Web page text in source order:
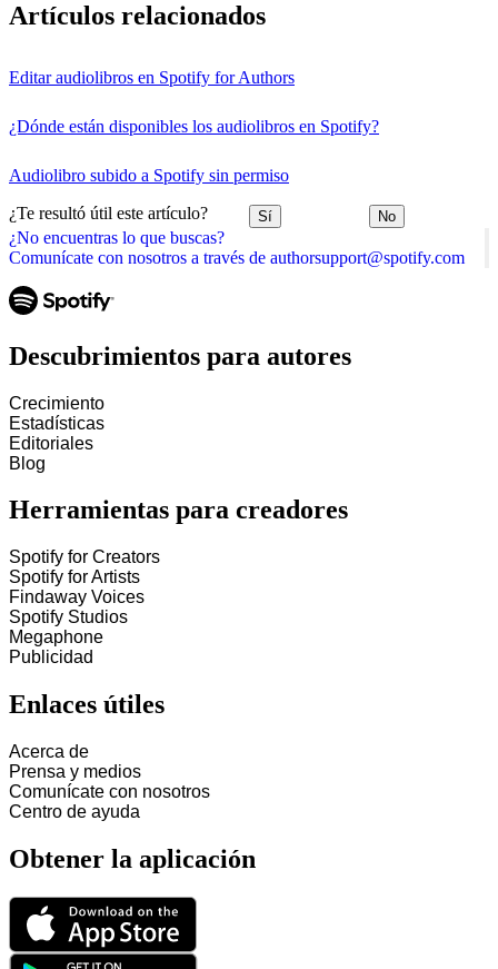
¿No encuentras lo que buscas?
Comunícate con nosotros a través de authorsupport@spotify.com
Artículos relacionados
Editar audiolibros en Spotify for Authors
¿Dónde están disponibles los audiolibros en Spotify?
Audiolibro subido a Spotify sin permiso
¿Te resultó útil este artículo? Sí No
Descubrimientos para autores
Crecimiento
Estadísticas
Editoriales
Blog
Herramientas para creadores
Spotify for Creators
Spotify for Artists
Findaway Voices
Spotify Studios
Megaphone
Publicidad
Enlaces útiles
Acerca de
Prensa y medios
Comunícate con nosotros
Centro de ayuda
Obtener la aplicación